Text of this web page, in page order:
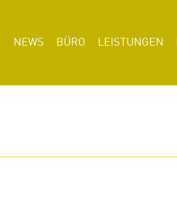
NEWS BÜRO LEISTUNGEN